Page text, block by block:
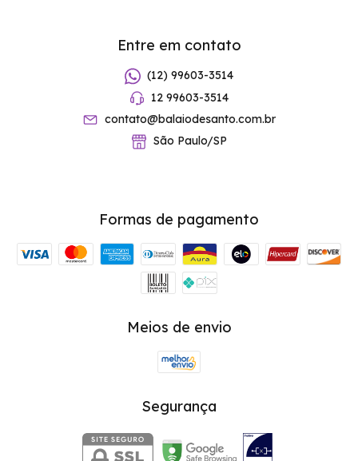
Entre em contato
(12) 99603-3514
12 99603-3514
contato@balaiodesanto.com.br
São Paulo/SP
Formas de pagamento
Meios de envio
Segurança